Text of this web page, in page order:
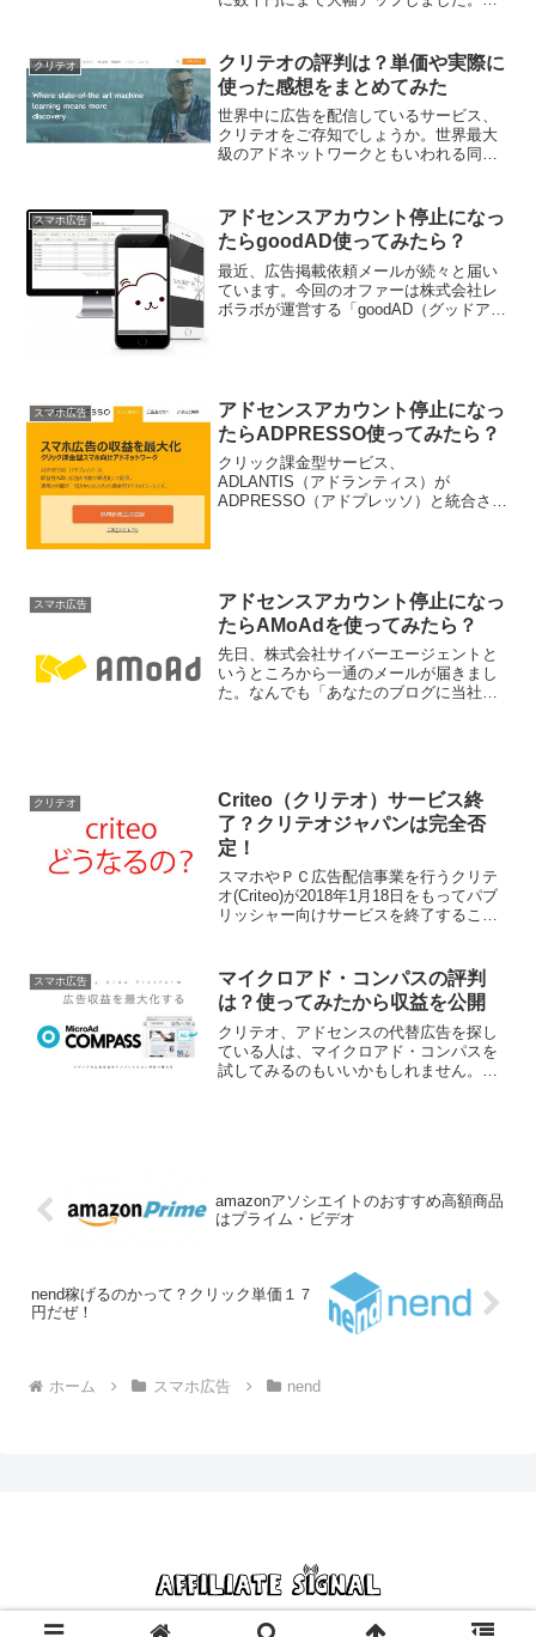
が大幅にアップしていることです。
クリテオ
クリテオの評判は？単価や実際に
使った感想をまとめてみた
世界中に広告を配信しているサービス、
クリテオをご存知でしょうか。世界最大
級のアドネットワークともいわれる同社
スマホ広告
アドセンスアカウント停止になっ
たらgoodAD使ってみたら？
最近、広告掲載依頼メールが続々と届い
ています。今回のオファーは株式会社レ
ボラボが運営する「goodAD（グッドア
スマホ広告
アドセンスアカウント停止になっ
たらADPRESSO使ってみたら？
クリック課金型サービス、
ADLANTIS（アドランティス）が
ADPRESSO（アドプレッソ）と統合され
スマホ広告
アドセンスアカウント停止になっ
たらAMoAdを使ってみたら？
先日、株式会社サイバーエージェントと
いうところから一通のメールが届きまし
た。なんでも「あなたのブログに当社の
クリテオ
Criteo（クリテオ）サービス終
了？クリテオジャパンは完全否
定！
スマホやＰＣ広告配信事業を行うクリテ
オ(Criteo)が2018年1月18日をもってパブ
リッシャー向けサービスを終了すること
す。
スマホ広告
マイクロアド・コンパスの評判
は？使ってみたから収益を公開
クリテオ、アドセンスの代替広告を探し
ている人は、マイクロアド・コンパスを
試してみるのもいいかもしれません。ず
amazonアソシエイトのおすすめ高額商品
はプライム・ビデオ
nend稼げるのかって？クリック単価１７
円だぜ！
ホーム スマホ広告 nend